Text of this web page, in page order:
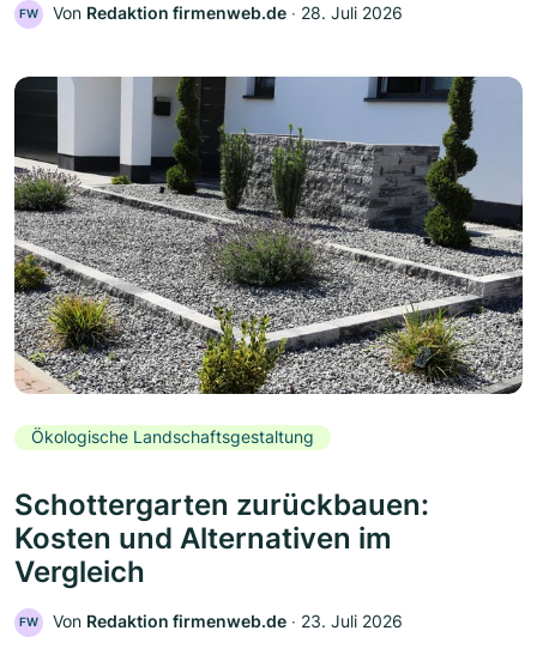
FW Von Redaktion firmenweb.de ‧ 28. Juli 2026
Ökologische Landschaftsgestaltung
Schottergarten zurückbauen:
Kosten und Alternativen im
Vergleich
FW Von Redaktion firmenweb.de ‧ 23. Juli 2026